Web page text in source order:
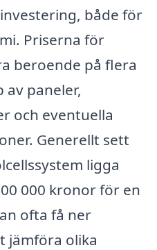
både för
Priserna för
beroende på flera
av paneler,
och eventuella
Generellt sett
ligga
000 kronor för en
ofta få ner
jämföra olika